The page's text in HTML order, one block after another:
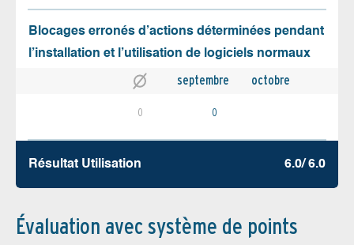
Blocages erronés d’actions déterminées pendant
l’installation et l’utilisation de logiciels normaux
septembre octobre
0 0
Résultat Utilisation 6.0/ 6.0
Évaluation avec système de points